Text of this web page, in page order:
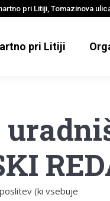
pri Litiji, Tomazinova
pri Litiji
(ki vsebuje